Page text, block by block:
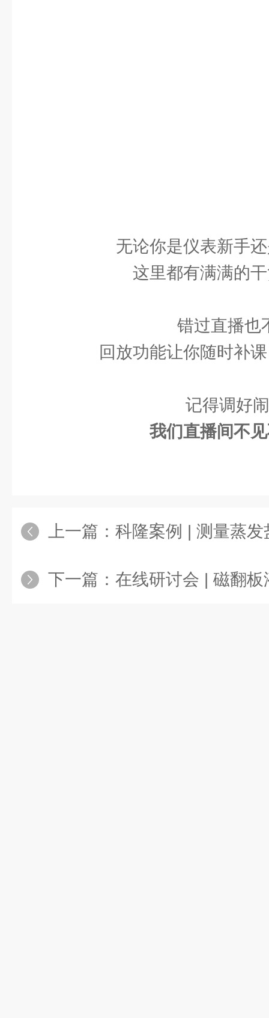
无论你是仪表新手
这里都有满满的
错过直播也
回放功能让你随时补
记得调好
我们直播间不
上一篇： 科隆案例 | 测量蒸
下一篇： 在线研讨会 | 磁翻板液位计